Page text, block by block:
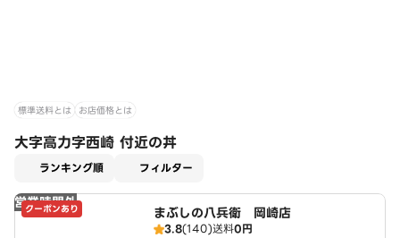
標準送料とは お店価格とは
大字高力字西崎 付近の丼
ランキング順 フィルター
営業時間外
クーポンあり まぶしの八兵衛 岡崎店
3.8(140)送料0円